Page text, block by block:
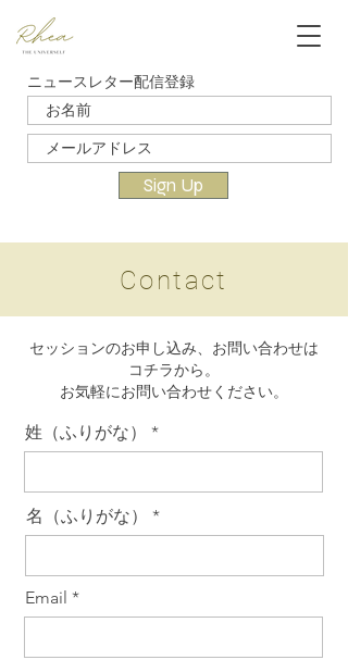
ニュースレター配信登録
Sign Up
Contact
セッションのお申し込み、お問い合わせは
コチラから。
​お気軽にお問い合わせください。
姓（ふりがな）
名（ふりがな）
Email